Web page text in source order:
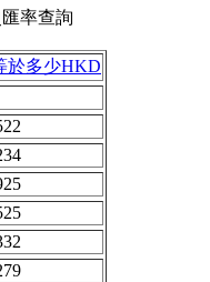
率查詢
於多少HKD